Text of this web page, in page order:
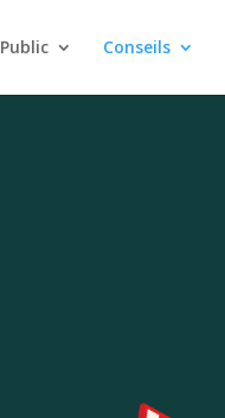
Public Conseils